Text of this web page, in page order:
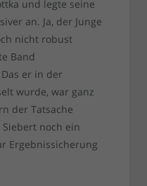
und legte seine
an. Ja, der Junge
nicht robust
Band
er in der
wurde, war ganz
der Tatsache
noch ein
Ergebnissicherung